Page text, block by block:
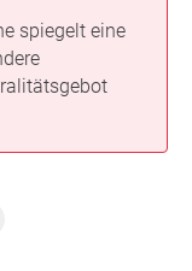
spiegelt eine